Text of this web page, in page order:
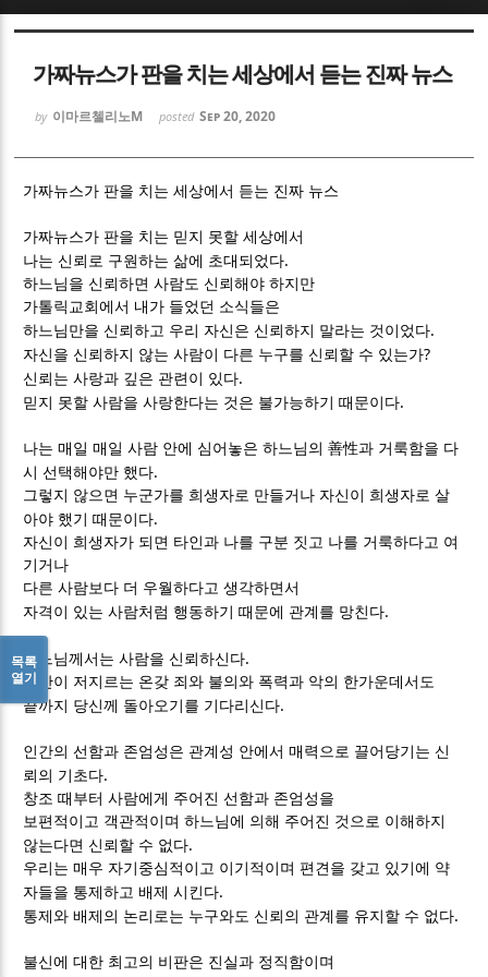
가짜뉴스가 판을 치는 세상에서 듣는 진짜 뉴스
by 이마르첼리노M posted Sep 20, 2020
가짜뉴스가 판을 치는 세상에서 듣는 진짜 뉴스
가짜뉴스가 판을 치는 믿지 못할 세상에서
나는 신뢰로 구원하는 삶에 초대되었다.
하느님을 신뢰하면 사람도 신뢰해야 하지만
가톨릭교회에서 내가 들었던 소식들은
하느님만을 신뢰하고 우리 자신은 신뢰하지 말라는 것이었다.
자신을 신뢰하지 않는 사람이 다른 누구를 신뢰할 수 있는가?
신뢰는 사랑과 깊은 관련이 있다.
믿지 못할 사람을 사랑한다는 것은 불가능하기 때문이다.
나는 매일 매일 사람 안에 심어놓은 하느님의善性과 거룩함을 다
시 선택해야만 했다.
그렇지 않으면 누군가를 희생자로 만들거나 자신이 희생자로 살
아야 했기 때문이다.
자신이 희생자가 되면 타인과 나를 구분 짓고 나를 거룩하다고 여
기거나
다른 사람보다 더 우월하다고 생각하면서
자격이 있는 사람처럼 행동하기 때문에 관계를 망친다.
하느님께서는 사람을 신뢰하신다.
인간이 저지르는 온갖 죄와 불의와 폭력과 악의 한가운데서도
끝까지 당신께 돌아오기를 기다리신다.
인간의 선함과 존엄성은 관계성 안에서 매력으로 끌어당기는 신
뢰의 기초다.
창조 때부터 사람에게 주어진 선함과 존엄성을
보편적이고 객관적이며 하느님에 의해 주어진 것으로 이해하지
않는다면 신뢰할 수 없다.
우리는 매우 자기중심적이고 이기적이며 편견을 갖고 있기에 약
자들을 통제하고 배제 시킨다.
통제와 배제의 논리로는 누구와도 신뢰의 관계를 유지할 수 없다.
불신에 대한 최고의 비판은 진실과 정직함이며
목록
열기
Sketchbook5, 스케치북5
Sketchbook5, 스케치북5
Sketchbook5, 스케치북5
Sketchbook5, 스케치북5